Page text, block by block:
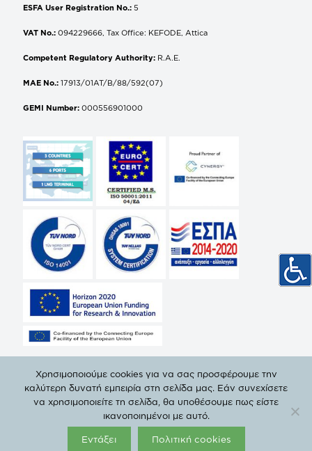
ESFA User Registration No.: 5
VAT No.: 094229666, Tax Office: KEFODE, Attica
Competent Regulatory Authority: R.A.E.
MAE No.: 17913/01AT/B/88/592(07)
GEMI Number: 000556901000
© Copyright 2019 DEPA | All Rights Reserved. |
Policy
Χρησιμοποιούμε cookies για να σας προσφέρουμε την
καλύτερη δυνατή εμπειρία στη σελίδα μας. Εάν συνεχίσετε
να χρησιμοποιείτε τη σελίδα, θα υποθέσουμε πως είστε
ικανοποιημένοι με αυτό.
Εντάξει Πολιτική cookies